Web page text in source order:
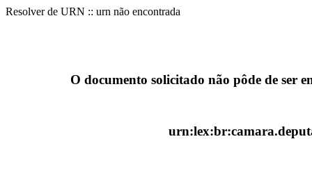
Resolver de URN :: urn não encontrada
O documento solicitado não pôde de ser